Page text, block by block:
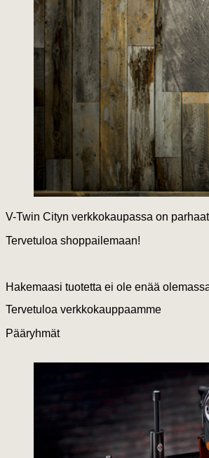
V-Twin Cityn verkkokaupassa on
Tervetuloa shoppailemaan!
Hakemaasi tuotetta ei ole enää
Tervetuloa verkkokauppaamme
Pääryhmät